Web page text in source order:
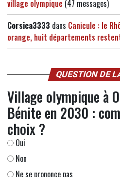
village olympique (47 messages)
Corsica3333 dans Canicule : le
orange, huit départements
QUESTION DE
Village olympique à
Bénite en 2030 :
choix ?
Oui
Non
Ne se prononce pas